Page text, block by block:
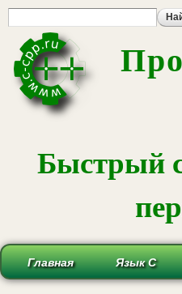
Быстрый
Главная Язык С